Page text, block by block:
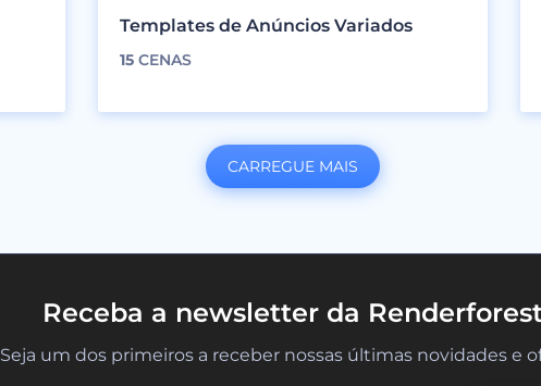
Templates de Anúncios Variados
15 CENAS
CARREGUE MAIS
Receba a newsletter da
Seja um dos primeiros a receber nossas últimas novidades e